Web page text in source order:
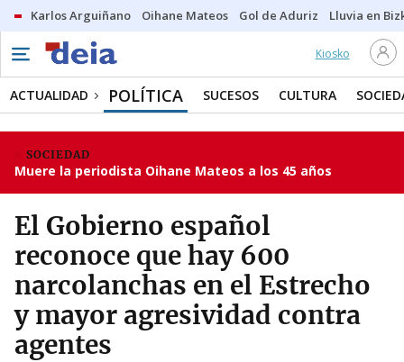
Karlos Arguiñano Oihane Mateos Gol de Aduriz Lluvia en
Kiosko
ACTUALIDAD POLÍTICA SUCESOS CULTURA
SOCIEDAD
Muere la periodista Oihane Mateos a los 45 años
El Gobierno español
reconoce que hay 600
narcolanchas en el Estrecho
y mayor agresividad contra
agentes